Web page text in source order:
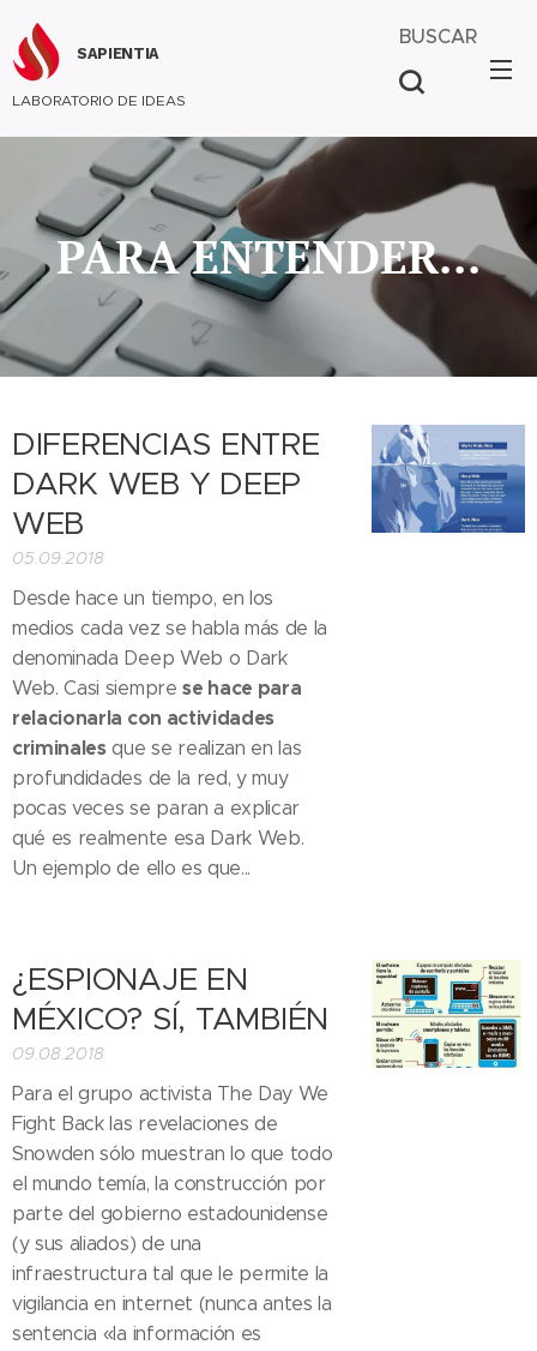
SAPIENTIA
LABORATORIO DE IDEAS
BUSCAR
PARA ENTENDER...
DIFERENCIAS ENTRE
DARK WEB Y DEEP
WEB
05.09.2018
Desde hace un tiempo, en los
medios cada vez se habla más de la
denominada Deep Web o Dark
Web. Casi siemprese hace para
relacionarla con actividades
criminalesque se realizan en las
profundidades de la red, y muy
pocas veces se paran a explicar
qué es realmente esa Dark Web.
Un ejemplo de ello es que...
¿ESPIONAJE EN
MÉXICO? SÍ, TAMBIÉN
09.08.2018
Para el grupo activista The Day We
Fight Back las revelaciones de
Snowden sólo muestran lo que todo
el mundo temía, la construcción por
parte del gobierno estadounidense
(y sus aliados) de una
infraestructura tal que le permite la
vigilancia en internet (nunca antes la
sentencia «la información es